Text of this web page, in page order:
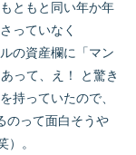
ともと同い年か年
っていなく
の資産欄に「マン
って、え！ と驚き
持っていたので、
のって面白そうや
。